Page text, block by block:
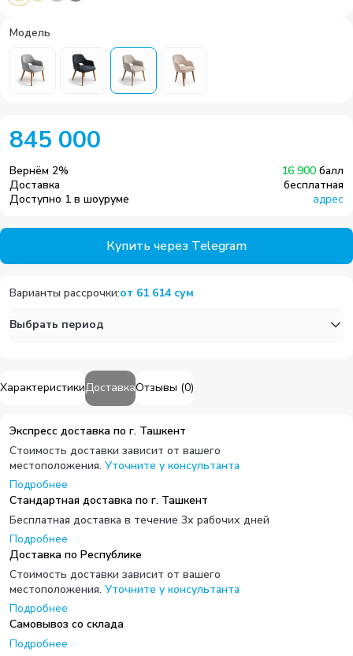
ХарактеристикиДоставкаОтзывы (0)
Экспресс доставка по г. Ташкент
Стоимость доставки зависит от вашего
местоположения. Уточните у консультанта
Подробнее
Стандартная доставка по г. Ташкент
Бесплатная доставка в течение 3х рабочих дней
Подробнее
Доставка по Республике
Стоимость доставки зависит от вашего
местоположения. Уточните у консультанта
Подробнее
Самовывоз со склада
Подробнее
845 000
Вернём 2% 16 900 балл
Доставка
бесплатная
Доступно 1 в шоуруме
адрес
Купить через Telegram
Модель
Варианты рассрочки:от 61 614 сум
Выбрать период